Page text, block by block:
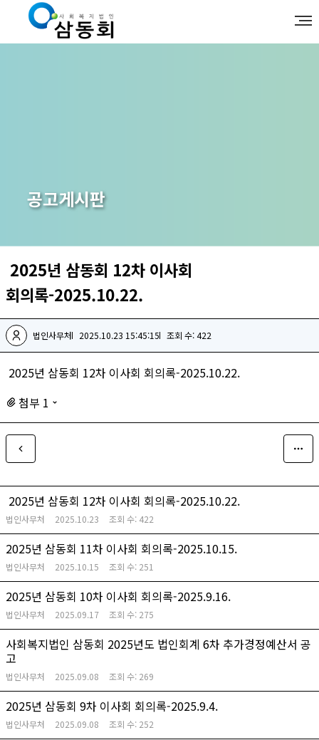
공고게시판
2025년 삼동회 12차 이사회
회의록-2025.10.22.
법인사무처 2025.10.23 15:45:15 조회 수: 422
2025년 삼동회 12차 이사회 회의록-2025.10.22.
첨부 1
2025년 삼동회 12차 이사회 회의록-2025.10.22.
법인사무처 2025.10.23 조회 수: 422
2025년 삼동회 11차 이사회 회의록-2025.10.15.
법인사무처 2025.10.15 조회 수: 251
2025년 삼동회 10차 이사회 회의록-2025.9.16.
법인사무처 2025.09.17 조회 수: 275
사회복지법인 삼동회 2025년도 법인회계 6차 추가경정예산서 공
고
법인사무처 2025.09.08 조회 수: 269
2025년 삼동회 9차 이사회 회의록-2025.9.4.
법인사무처 2025.09.08 조회 수: 252